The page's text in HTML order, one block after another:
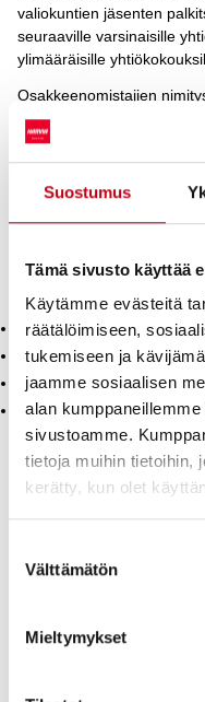
Suostumus
Tämä sivusto käyttää
Käytämme evästeitä
räätälöimiseen,
tukemiseen ja
jaamme sosiaalisen
alan
sivustoamme.
tietoja muihin tietoihin,
kerätty, kun olet
valinta
Välttämätön
Mieltymykset
valiokuntien jäsenten
seuraaville varsinaisille
ylimääräisille
Osakkeenomistajien
suurimman
Osakkeenomistajia
vuosittain niillä neljällä
kaikkien osakkeiden
Seuraavat jäsenet on
Juho Lipsanen, Onvest
Heikki Savolainen,
Pertti Harvia, Tiipeti Oy,
Annika Ekman,
osakejohtaja
Lisäksi Olli Liitola,
asiantuntijana
Nyt valittu
31.1.2022 mennessä.
Lisätietoja antaa: